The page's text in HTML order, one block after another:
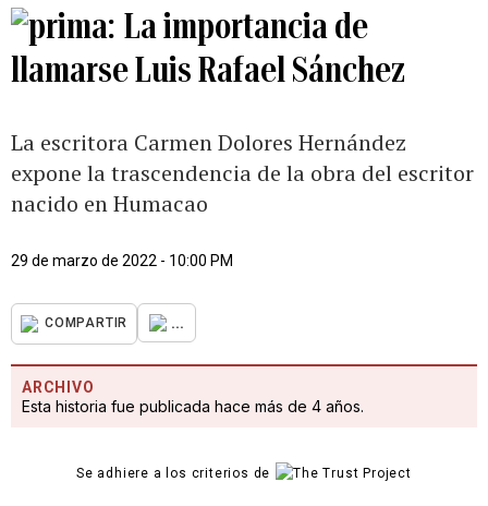
La importancia de
llamarse Luis Rafael Sánchez
La escritora Carmen Dolores Hernández
expone la trascendencia de la obra del escritor
nacido en Humacao
29 de marzo de 2022 - 10:00 PM
COMPARTIR ...
ARCHIVO
Esta historia fue publicada hace más de 4 años.
Se adhiere a los criterios de